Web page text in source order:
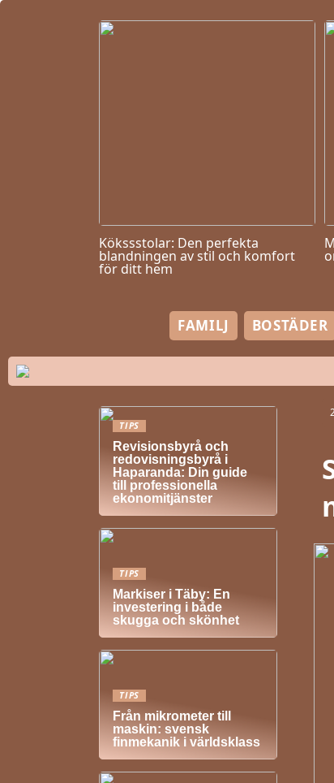
Kökssstolar: Den perfekta
blandningen av stil och komfort
för ditt hem
FAMILJ BOSTÄDER
TIPS
Revisionsbyrå och
redovisningsbyrå i
Haparanda: Din guide
till professionella
ekonomitjänster
TIPS
Markiser i Täby: En
investering i både
skugga och skönhet
TIPS
Från mikrometer till
maskin: svensk
finmekanik i världsklass